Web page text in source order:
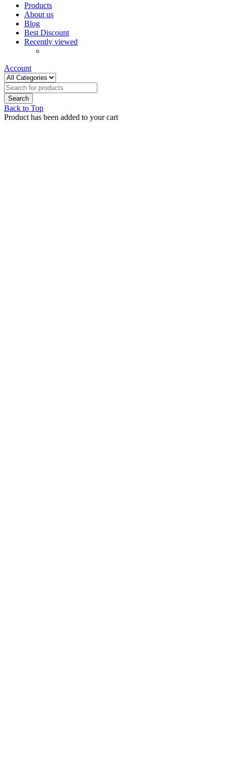
Products
About us
Blog
Best Discount
Recently viewed
Account
Back to Top
Product has been added to your cart